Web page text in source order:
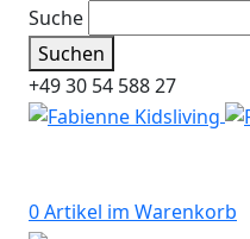
Suche
Suchen
+49 30 54 588 27
0 Artikel im Warenkorb